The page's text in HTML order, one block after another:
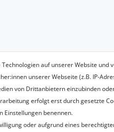
auf unserer Website und
unserer Webseite (z.B. IP-
von Drittanbietern einzubinden
erfolgt erst durch gesetzte
Einstellungen benennen.
oder aufgrund eines